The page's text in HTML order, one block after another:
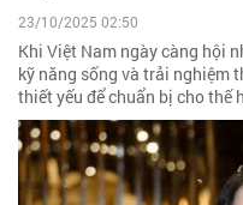
23/10/2025 02:50
Khi Việt Nam ngày càng hội
kỹ năng sống và trải nghiệm
thiết yếu để chuẩn bị cho thế